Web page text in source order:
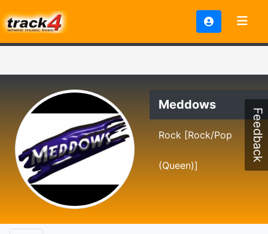
Meddows
Rock [Rock/Pop
(Queen)]
Feedback